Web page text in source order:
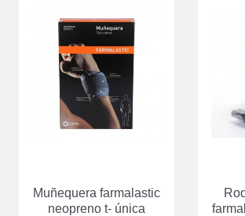
Muñequera farmalastic
neopreno t- única